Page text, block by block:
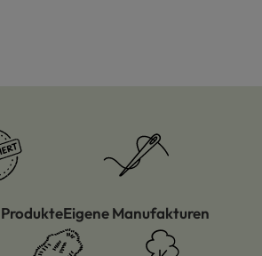
Eigene Manufakturen